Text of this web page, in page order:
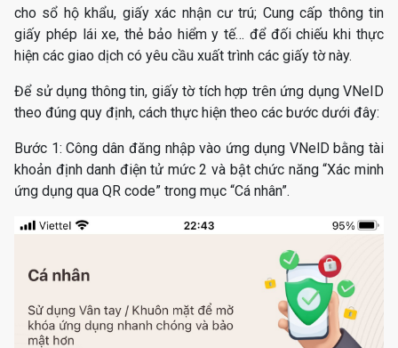
cho sổ hộ khẩu, giấy xác nhận cư trú; Cung cấp thông tin
giấy phép lái xe, thẻ bảo hiểm y tế… để đối chiếu khi thực
hiện các giao dịch có yêu cầu xuất trình các giấy tờ này.
Để sử dụng thông tin, giấy tờ tích hợp trên ứng dụng VNeID
theo đúng quy định, cách thực hiện theo các bước dưới đây:
Bước 1: Công dân đăng nhập vào ứng dụng VNelD bằng tài
khoản định danh điện tử mức 2 và bật chức năng “Xác minh
ứng dụng qua QR code” trong mục “Cá nhân”.